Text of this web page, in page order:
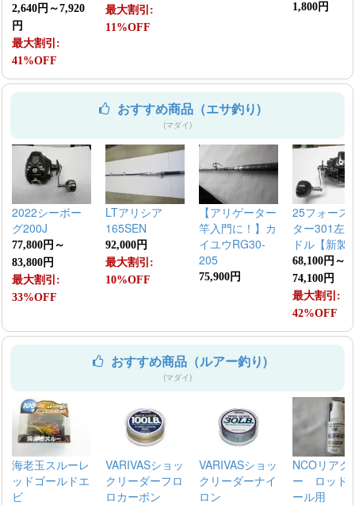
2,640円～7,920
円
最大割引:
41%OFF
最大割引:
11%OFF
1,800円
おすすめ商品（エサ釣り)
(マダイ)
2022シーボー
グ200J
77,800円～
83,800円
最大割引:
33%OFF
LTアリシア
165SEN
92,000円
最大割引:
10%OFF
【アリゲーター
竿入門に！】カ
イユウRG30-
205
75,900円
25フォース
ター301左
ドル【新製
68,100円～
74,100円
最大割引:
42%OFF
おすすめ商品（ルアー釣り)
(マダイ)
海老玉スルーレ
ッドゴールドエ
ビ
VARIVASショッ
クリーダーフロ
ロカーボン
VARIVASショッ
クリーダーナイ
ロン
NCOリアク
ー ロッド
ール用